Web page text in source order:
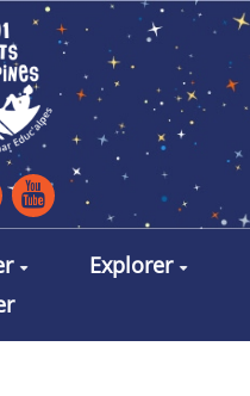
Explorer